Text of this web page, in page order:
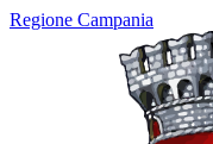
Regione Campania